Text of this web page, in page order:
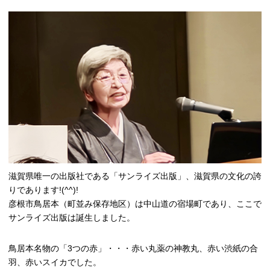
滋賀県唯一の出版社である「サンライズ出版」、滋賀県の文化の誇
りであります!(^^)!
彦根市鳥居本（町並み保存地区）は中山道の宿場町であり、ここで
サンライズ出版は誕生しました。
鳥居本名物の「3つの赤」・・・赤い丸薬の神教丸、赤い渋紙の合
羽、赤いスイカでした。